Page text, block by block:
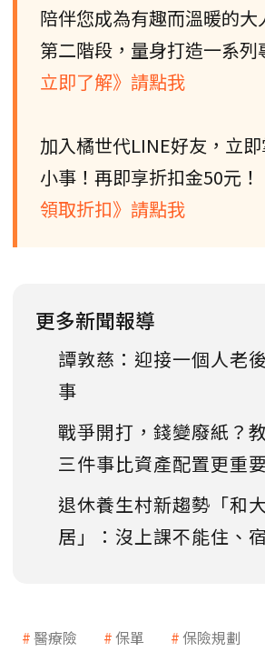
陪伴您成為有趣而溫暖的
第二階段，量身打造一系列
立即了解》請點我
加入橘世代LINE好友，立
小事！再即享折扣金50元！
領取折扣》請點我
更多新聞報導
譚敦慈：迎接一個人老
事
戰爭開打，錢變廢紙？
三件事比資產配置更重
退休養生村新趨勢「和
居」：沒上課不能住、
醫療險 保單 保險規劃